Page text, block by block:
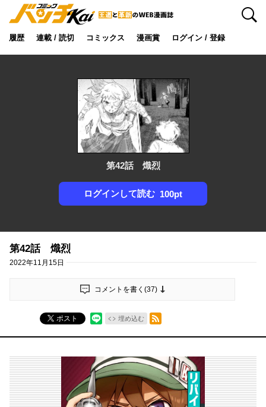
履歴 連載 / 読切 コミックス 漫画賞 ログイン / 登録
検索
第42話 熾烈
ログインして読む 100pt
第42話 熾烈
2022年11月15日
コメントを書く(37)
ポスト 埋め込む
RSSフィード